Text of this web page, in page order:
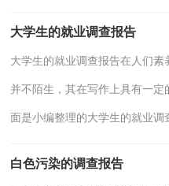
大学生的就业调查报告
大学生的就业调查报告在人们
并不陌生，其在写作上具有一
面是小编整理的大学生的就业调
白色污染的调查报告